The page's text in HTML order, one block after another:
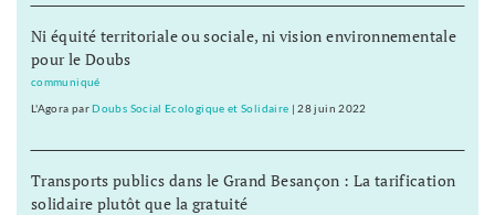
Ni équité territoriale ou sociale, ni vision environnementale
pour le Doubs
communiqué
L'Agora parDoubs Social Ecologique et Solidaire |28 juin 2022
Transports publics dans le Grand Besançon : La tarification
solidaire plutôt que la gratuité